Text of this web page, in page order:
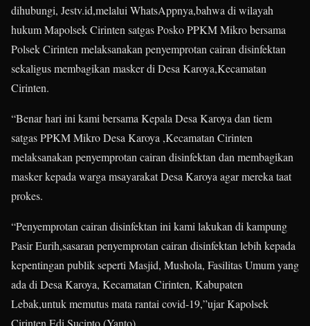
dihubungi, Jestv.id,melalui WhatsAppnya,bahwa di wilayah
hukum Mapolsek Cirinten satgas Posko PPKM Mikro bersama
Polsek Cirinten melaksanakan penyemprotan cairan disinfektan
sekaligus membagikan masker di Desa Karoya,Kecamatan
Cirinten.
“Benar hari ini kami bersama Kepala Desa Karoya dan tiem
satgas PPKM Mikro Desa Karoya ,Kecamatan Cirinten
melaksanakan penyemprotan cairan disinfektan dan membagikan
masker kepada warga msayarakat Desa Karoya agar mereka taat
prokes.
“Penyemprotan cairan disinfektan ini kami lakukan di kampung
Pasir Eurih,sasaran penyemprotan cairan disinfektan lebih kepada
kepentingan publik seperti Masjid, Mushola, Fasilitas Umum yang
ada di Desa Karoya, Kecamatan Cirinten, Kabupaten
Lebak,untuk memutus mata rantai covid-19,”ujar Kapolsek
Cirinten Edi Sucipto.(Yanto)